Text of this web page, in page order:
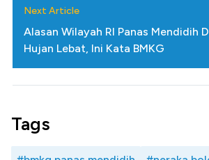
Next Article
Alasan Wilayah RI Panas Mendidih
Hujan Lebat, Ini Kata BMKG
Tags